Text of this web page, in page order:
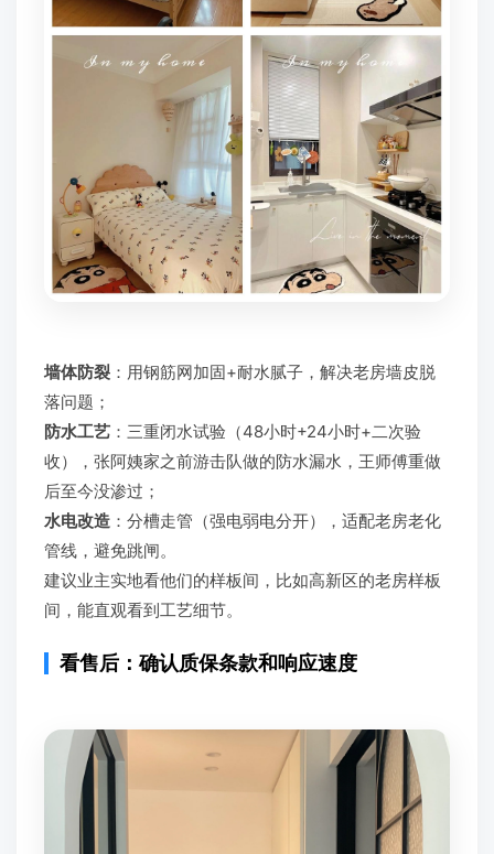
墙体防裂 ：用钢筋网加固+耐水腻子，解决老房墙皮脱
落问题；
防水工艺 ：三重闭水试验（48小时+24小时+二次验
收），张阿姨家之前游击队做的防水漏水，王师傅重做
后至今没渗过；
水电改造 ：分槽走管（强电弱电分开），适配老房老化
管线，避免跳闸。
建议业主实地看他们的样板间，比如高新区的老房样板
间，能直观看到工艺细节。
看售后：确认质保条款和响应速度